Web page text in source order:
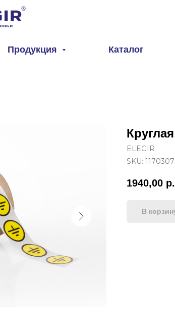
Продукция Каталог
ELEGIR
SKU: 1170307
1940,00 р.
В